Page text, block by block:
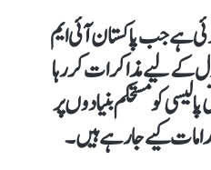
ہے جب پاکستان آئی ایم
لیے مذاکرات کر رہا
کو مستحکم بنیادوں پر
کیے جا رہے ہیں۔